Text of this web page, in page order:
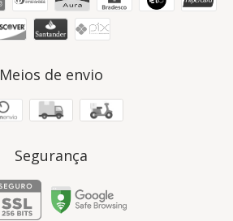
Meios de envio
Segurança